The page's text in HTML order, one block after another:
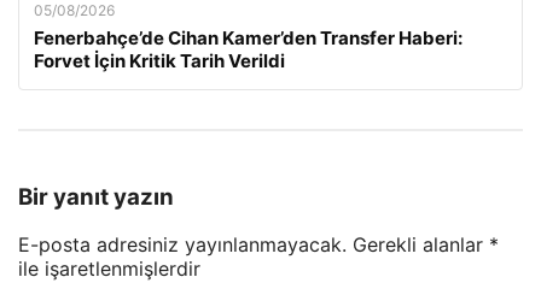
05/08/2026
Fenerbahçe’de Cihan Kamer’den Transfer Haberi:
Forvet İçin Kritik Tarih Verildi
Bir yanıt yazın
E-posta adresiniz yayınlanmayacak. Gerekli alanlar *
ile işaretlenmişlerdir